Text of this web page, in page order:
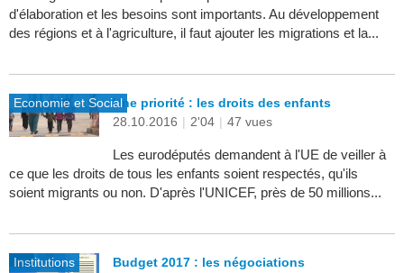
d'élaboration et les besoins sont importants. Au développement
des régions et à l'agriculture, il faut ajouter les migrations et la...
Economie et SocialUne priorité : les droits des enfants
28.10.2016 | 2'04 | 47 vues
Les eurodéputés demandent à l'UE de veiller à
ce que les droits de tous les enfants soient respectés, qu'ils
soient migrants ou non. D'après l'UNICEF, près de 50 millions...
Institutions
Budget 2017 : les négociations